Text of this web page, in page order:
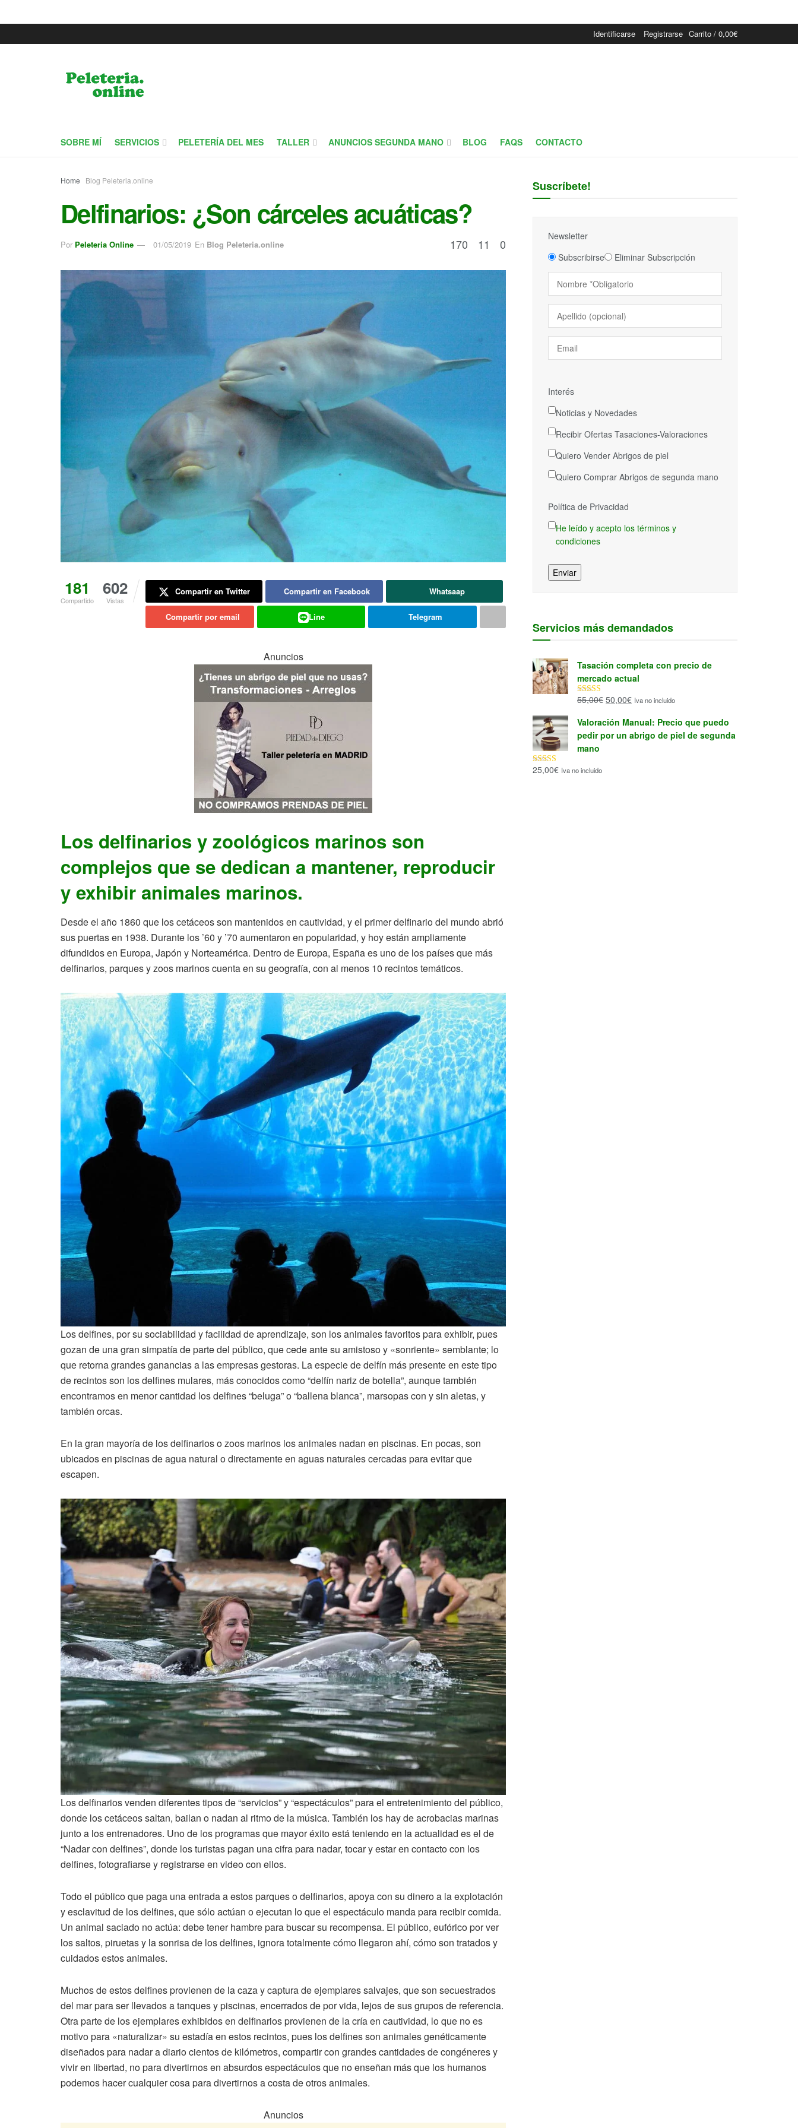
Identificarse Registrarse Carrito / 0,00€
SOBRE MÍ SERVICIOS PELETERÍA DEL MES TALLER ANUNCIOS SEGUNDA MANO BLOG FAQS CONTACTO
Home Blog Peleteria.online
Delfinarios: ¿Son cárceles acuáticas?
Por Peleteria Online 01/05/2019 En Blog Peleteria.online 170 11 0
181
Compartido
602
Vistas
Compartir en Twitter Compartir en Facebook Whatsaap
Compartir por email Line Telegram
Anuncios
Los delfinarios y zoológicos marinos son
complejos que se dedican a mantener, reproducir
y exhibir animales marinos.
Desde el año 1860 que los cetáceos son mantenidos en cautividad, y el primer delfinario del mundo abrió
sus puertas en 1938. Durante los ’60 y ’70 aumentaron en popularidad, y hoy están ampliamente
difundidos en Europa, Japón y Norteamérica. Dentro de Europa, España es uno de los países que más
delfinarios, parques y zoos marinos cuenta en su geografía, con al menos 10 recintos temáticos.
Los delfines, por su sociabilidad y facilidad de aprendizaje, son los animales favoritos para exhibir, pues
gozan de una gran simpatía de parte del público, que cede ante su amistoso y «sonriente» semblante; lo
que retorna grandes ganancias a las empresas gestoras. La especie de delfín más presente en este tipo
de recintos son los delfines mulares, más conocidos como “delfín nariz de botella”, aunque también
encontramos en menor cantidad los delfines “beluga” o “ballena blanca”, marsopas con y sin aletas, y
también orcas.
En la gran mayoría de los delfinarios o zoos marinos los animales nadan en piscinas. En pocas, son
ubicados en piscinas de agua natural o directamente en aguas naturales cercadas para evitar que
escapen.
Los delfinarios venden diferentes tipos de “servicios” y “espectáculos” para el entretenimiento del público,
donde los cetáceos saltan, bailan o nadan al ritmo de la música. También los hay de acrobacias marinas
junto a los entrenadores. Uno de los programas que mayor éxito está teniendo en la actualidad es el de
“Nadar con delfines”, donde los turistas pagan una cifra para nadar, tocar y estar en contacto con los
delfines, fotografiarse y registrarse en video con ellos.
Todo el público que paga una entrada a estos parques o delfinarios, apoya con su dinero a la explotación
y esclavitud de los delfines, que sólo actúan o ejecutan lo que el espectáculo manda para recibir comida.
Un animal saciado no actúa: debe tener hambre para buscar su recompensa. El público, eufórico por ver
los saltos, piruetas y la sonrisa de los delfines, ignora totalmente cómo llegaron ahí, cómo son tratados y
cuidados estos animales.
Muchos de estos delfines provienen de la caza y captura de ejemplares salvajes, que son secuestrados
del mar para ser llevados a tanques y piscinas, encerrados de por vida, lejos de sus grupos de referencia.
Otra parte de los ejemplares exhibidos en delfinarios provienen de la cría en cautividad, lo que no es
motivo para «naturalizar» su estadía en estos recintos, pues los delfines son animales genéticamente
diseñados para nadar a diario cientos de kilómetros, compartir con grandes cantidades de congéneres y
vivir en libertad, no para divertirnos en absurdos espectáculos que no enseñan más que los humanos
podemos hacer cualquier cosa para divertirnos a costa de otros animales.
Anuncios
Suscríbete!
Newsletter
Subscribirse
Eliminar Subscripción
Interés
Noticias y Novedades
Recibir Ofertas Tasaciones-Valoraciones
Quiero Vender Abrigos de piel
Quiero Comprar Abrigos de segunda mano
Política de Privacidad
He leído y acepto los términos y
condiciones
Enviar
Servicios más demandados
Tasación completa con precio de
mercado actual
Valorado con
55,00€ El
original
era:
50,00€El
actual
es:
Iva no incluido
Valoración Manual: Precio que puedo
pedir por un abrigo de piel de segunda
mano
Valorado con
25,00€ Iva no incluido